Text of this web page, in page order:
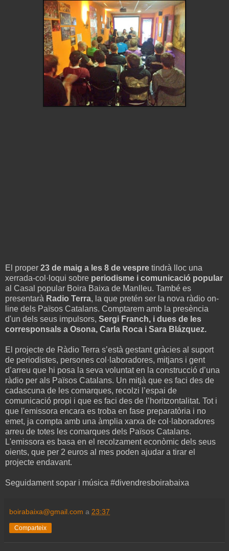
El proper 23 de maig a les 8 de vespre tindrà lloc una
xerrada-col·loqui sobre periodisme i comunicació popular
al Casal popular Boira Baixa de Manlleu. També es
presentarà Radio Terra, la que pretén ser la nova ràdio on-
line dels Països Catalans. Comptarem amb la presència
d'un dels seus impulsors, Sergi Franch, i dues de les
corresponsals a Osona, Carla Roca i Sara Blázquez.
El projecte de Ràdio Terra s’està gestant gràcies al suport
de periodistes, persones col·laboradores, mitjans i gent
d’arreu que hi posa la seva voluntat en la construcció d’una
ràdio per als Països Catalans. Un mitjà que es faci des de
cadascuna de les comarques, recolzi l’espai de
comunicació propi i que es faci des de l’horitzontalitat. Tot i
que l'emissora encara es troba en fase preparatòria i no
emet, ja compta amb una àmplia xarxa de col·laboradores
arreu de totes les comarques dels Països Catalans.
L'emissora es basa en el recolzament econòmic dels seus
oients, que per 2 euros al mes poden ajudar a tirar el
projecte endavant.
Seguidament sopar i música #divendresboirabaixa
boirabaixa@gmail.com a 23:37
Comparteix